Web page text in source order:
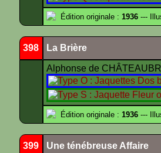
Édition originale : 1936 ---
398 La Brière
Alphonse de
Édition originale : 1936 ---
399 Une ténébreuse Affaire